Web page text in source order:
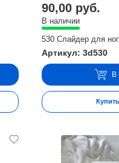
90,00 руб.
В наличии
530 Слайдер для
Артикул: 3d530
В